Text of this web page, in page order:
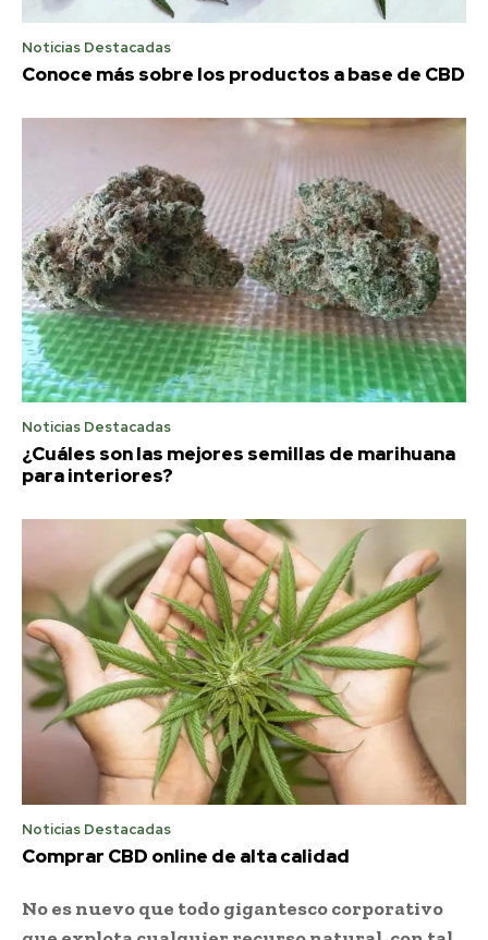
Noticias Destacadas
Conoce más sobre los productos a base de CBD
Noticias Destacadas
¿Cuáles son las mejores semillas de marihuana
para interiores?
Noticias Destacadas
Comprar CBD online de alta calidad
No es nuevo que todo gigantesco corporativo